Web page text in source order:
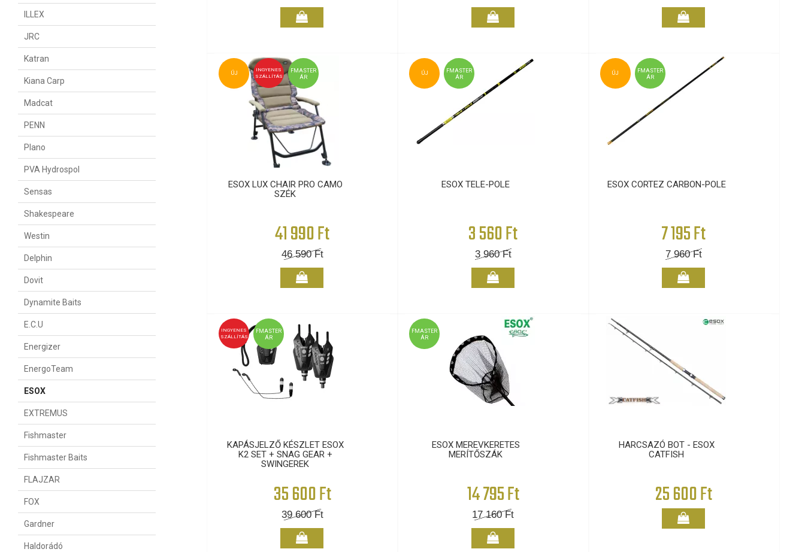
FMASTER
ÁR
INGYENES
SZÁLLÍTÁS
ÚJ
ESOX LUX CHAIR PRO CAMO
SZÉK
41 990 Ft
46 590Ft
FMASTER
ÁR
ÚJ
ESOX TELE-POLE
3 560 Ft
3 960Ft
FMASTER
ÁR
ÚJ
ESOX CORTEZ CARBON-POLE
7 195 Ft
7 960Ft
FMASTER
ÁR
INGYENES
SZÁLLÍTÁS
KAPÁSJELZŐ KÉSZLET ESOX
K2 SET + SNAG GEAR +
SWINGEREK
35 600 Ft
39 600Ft
FMASTER
ÁR
ESOX MEREVKERETES
MERÍTŐSZÁK
14 795 Ft
17 160Ft
HARCSAZÓ BOT - ESOX
CATFISH
25 600 Ft
ILLEX
JRC
Katran
Kiana Carp
Madcat
PENN
Plano
PVA Hydrospol
Sensas
Shakespeare
Westin
Delphin
Dovit
Dynamite Baits
E.C.U
Energizer
EnergoTeam
ESOX
EXTREMUS
Fishmaster
Fishmaster Baits
FLAJZAR
FOX
Gardner
Haldorádó